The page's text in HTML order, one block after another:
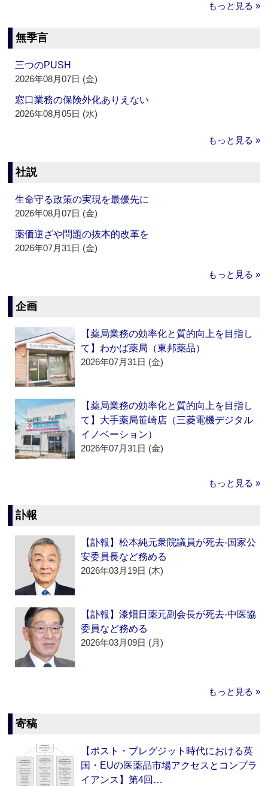
もっと見る »
無季言
三つのPUSH
2026年08月07日 (金)
窓口業務の保険外化ありえない
2026年08月05日 (水)
もっと見る »
社説
生命守る政策の実現を最優先に
2026年08月07日 (金)
薬価逆ざや問題の抜本的改革を
2026年07月31日 (金)
もっと見る »
企画
【薬局業務の効率化と質的向上を目指し
て】わかば薬局（東邦薬品）
2026年07月31日 (金)
【薬局業務の効率化と質的向上を目指し
て】大手薬局笹崎店（三菱電機デジタル
イノベーション）
2026年07月31日 (金)
もっと見る »
訃報
【訃報】松本純元衆院議員が死去‐国家公
安委員長など務める
2026年03月19日 (木)
【訃報】漆畑日薬元副会長が死去‐中医協
委員など務める
2026年03月09日 (月)
もっと見る »
寄稿
【ポスト・ブレグジット時代における英
国・EUの医薬品市場アクセスとコンプラ
イアンス】第4回…